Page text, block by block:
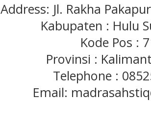
Address: Jl. Rakha
Kabupaten : Hulu
Kode Pos :
Provinsi :
Telephone :
Email: